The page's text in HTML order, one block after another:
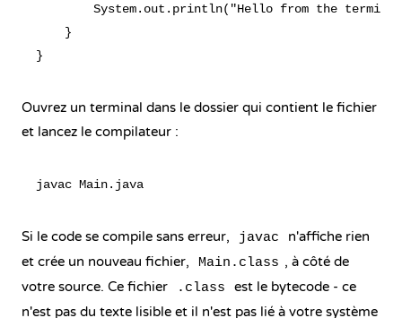
System.out.println("Hello from the
    }
Ouvrez un terminal dans le dossier qui contient le fichier
et lancez le compilateur :
Si le code se compile sans erreur, javac
n'affiche rien
et crée un nouveau fichier,
Main.class , à côté de
votre source. Ce fichier
.class
est le bytecode - ce
n'est pas du texte lisible et il n'est pas lié à votre système